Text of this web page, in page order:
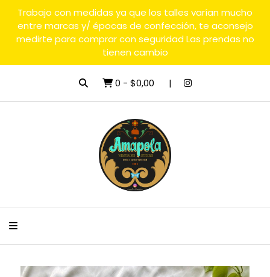
Trabajo con medidas ya que los talles varían mucho
entre marcas y/ épocas de confección, te aconsejo
medirte para comprar con seguridad Las prendas no
tienen cambio
0 - $0,00